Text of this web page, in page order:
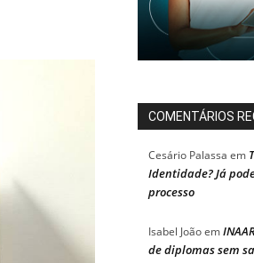
COMENTÁRIOS
Cesário Palassa em
Identidade? Já
processo
Isabel Joãoem
de diplomas sem